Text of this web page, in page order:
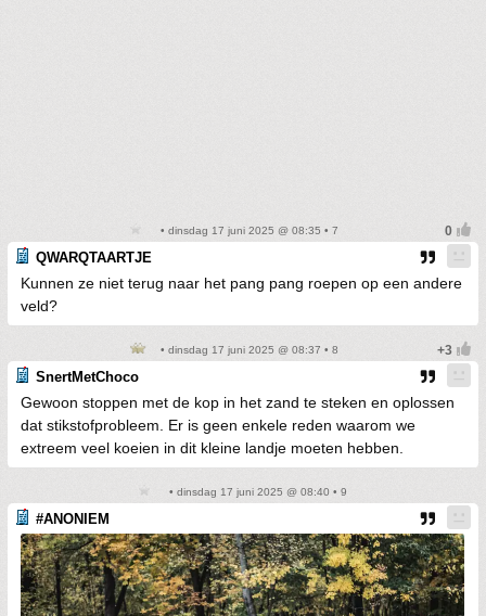
• dinsdag 17 juni 2025 @ 08:35 • 7
QWARQTAARTJE
Kunnen ze niet terug naar het pang pang roepen op een andere
veld?
• dinsdag 17 juni 2025 @ 08:37 • 8
SnertMetChoco
Gewoon stoppen met de kop in het zand te steken en oplossen
dat stikstofprobleem. Er is geen enkele reden waarom we
extreem veel koeien in dit kleine landje moeten hebben.
• dinsdag 17 juni 2025 @ 08:40 • 9
#ANONIEM